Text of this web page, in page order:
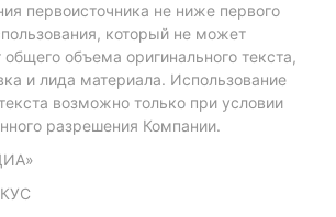
первоисточника не ниже первого
который не может
объема оригинального текста,
и лида материала. Использование
возможно только при условии
разрешения Компании.